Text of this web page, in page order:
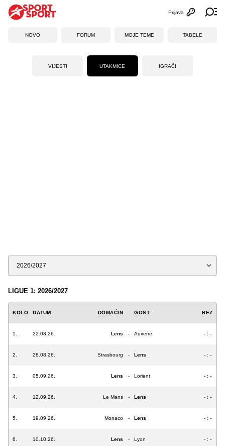
Otvori
Prijava
NOVO FORUM MOJE TEME TABELE
VIJESTI UTAKMICE IGRAČI
Sezona
LIGUE 1: 2026/2027
KOLO DATUM DOMAĆIN GOST REZ
1. 22.08.26. Lens - Auxerre - : -
2. 28.08.26. Strasbourg - Lens - : -
3. 05.09.26. Lens - Lorient - : -
4. 12.09.26. Le Mans - Lens - : -
5. 19.09.26. Monaco - Lens - : -
6. 10.10.26. Lens - Lyon - : -